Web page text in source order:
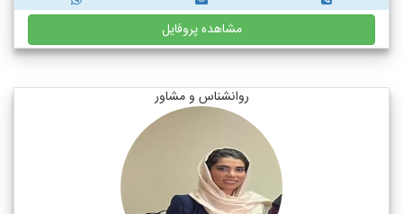
مشاهده پروفایل
روانشناس و مشاور